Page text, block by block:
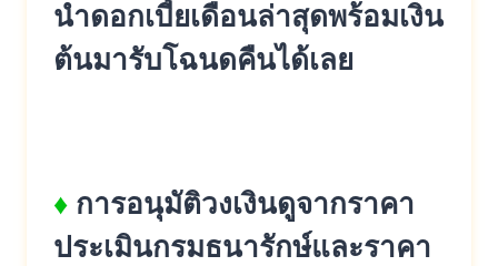
นำดอกเบี้ยเดือนล่าสุดพร้อมเงิน
ต้นมารับโฉนดคืนได้เลย
♦ การอนุมัติวงเงินดูจากราคา
ประเมินกรมธนารักษ์และราคา